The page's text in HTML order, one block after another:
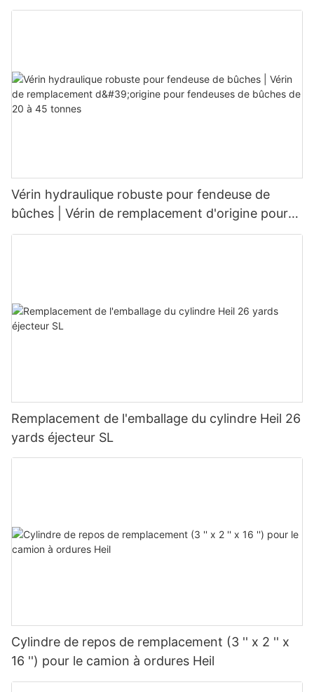
neige (OEM)
Vérin hydraulique robuste pour fendeuse de
bûches | Vérin de remplacement d'origine pour
fendeuses de bûches de 20 à 45 tonnes
Remplacement de l'emballage du cylindre Heil 26
yards éjecteur SL
Cylindre de repos de remplacement (3 '' x 2 '' x
16 '') pour le camion à ordures Heil